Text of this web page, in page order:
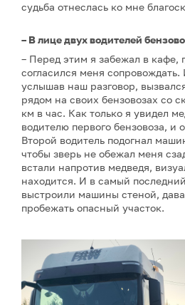
судьба отнеслась ко мне
– В лице двух водителей
– Перед этим я забежал в кафе,
согласился меня сопровождать.
услышав наш разговор,
рядом на своих бензовозах со
км в час. Как только я увидел
водителю первого бензовоза, и
Второй водитель подогнал
чтобы зверь не обежал меня
встали напротив медведя,
находится. И в самый
выстроили машины стеной,
пробежать опасный участок.